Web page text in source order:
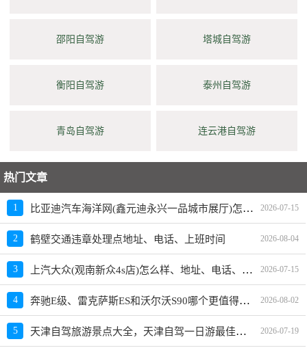
邵阳自驾游 塔城自驾游
衡阳自驾游 泰州自驾游
青岛自驾游 连云港自驾游
热门文章
1 比亚迪汽车海洋网(鑫元迪永兴一品城市展厅)怎么样、地址、电话、上班时间查询 2026-07-15
2 鹤壁交通违章处理点地址、电话、上班时间 2026-08-04
3 上汽大众(观南新众4s店)怎么样、地址、电话、上班时间查询 2026-07-15
4 奔驰E级、雷克萨斯ES和沃尔沃S90哪个更值得买？性价比、配置对比 2026-08-02
5 天津自驾旅游景点大全，天津自驾一日游最佳景点 2026-07-19